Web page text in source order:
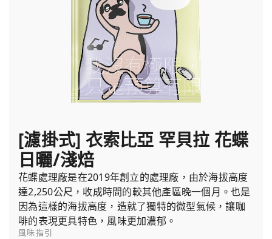
[濾掛式] 衣索比亞 罕貝拉 花蝶
日曬/淺焙
花蝶處理廠是在2019年創立的處理廠，由於海拔高度
達2,250公尺，收成時間的較其他產區晚一個月。也是
因為這樣的海拔高度，造就了獨特的微型氣候，讓咖
啡的表現更具特色，風味更加濃郁。
風味指引